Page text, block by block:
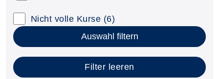
Nicht volle Kurse (6)
Auswahl filtern
Filter leeren